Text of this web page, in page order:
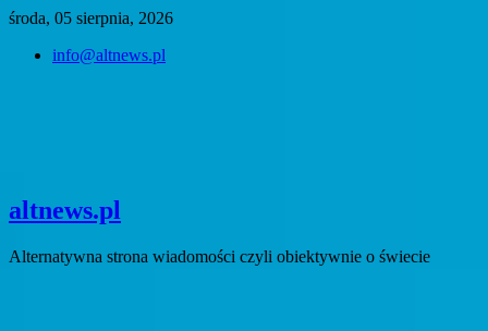
Skip
content
środa, 05 sierpnia, 2026
info@altnews.pl
altnews.pl
Alternatywna strona wiadomości czyli obiektywnie o świecie